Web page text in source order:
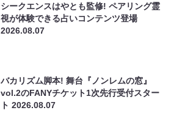
シークエンスはやとも監修! ペアリング霊
視が体験できる占いコンテンツ登場
2026.08.07
バカリズム脚本! 舞台『ノンレムの窓』
vol.2のFANYチケット1次先行受付スター
ト2026.08.07